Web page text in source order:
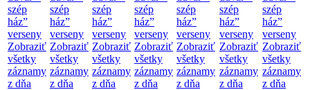
szép
ház”
verseny
Zobraziť
všetky
záznamy
z dňa
szép
ház”
verseny
Zobraziť
všetky
záznamy
z dňa
szép
ház”
verseny
Zobraziť
všetky
záznamy
z dňa
szép
ház”
verseny
Zobraziť
všetky
záznamy
z dňa
szép
ház”
verseny
Zobraziť
všetky
záznamy
z dňa
szép
ház”
verseny
Zobraziť
všetky
záznamy
z dňa
szép
ház”
verseny
Zobraziť
všetky
záznamy
z dňa